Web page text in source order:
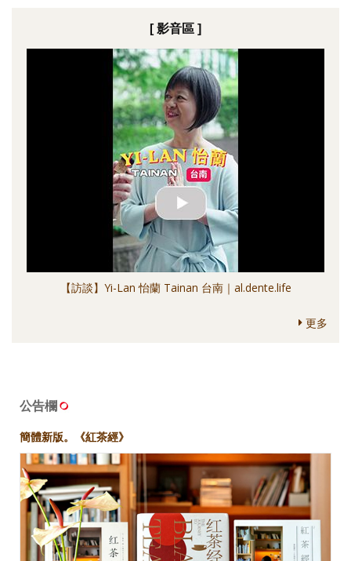
[ 影音區 ]
【訪談】Yi-Lan 怡蘭 Tainan 台南｜al.dente.life
更多
公告欄
簡體新版。《紅茶經》